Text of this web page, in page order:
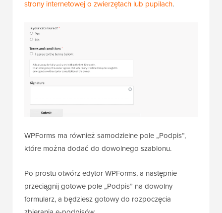
strony internetowej o zwierzętach lub pupilach.
WPForms ma również samodzielne pole „Podpis”,
które można dodać do dowolnego szablonu.
Po prostu otwórz edytor WPForms, a następnie
przeciągnij gotowe pole „Podpis” na dowolny
formularz, a będziesz gotowy do rozpoczęcia